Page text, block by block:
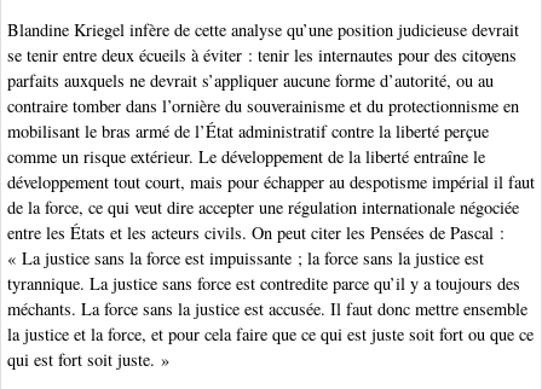
Blandine Kriegel infère de cette analyse qu’une position judicieuse devrait
se tenir entre deux écueils à éviter : tenir les internautes pour des citoyens
parfaits auxquels ne devrait s’appliquer aucune forme d’autorité, ou au
contraire tomber dans l’ornière du souverainisme et du protectionnisme en
mobilisant le bras armé de l’État administratif contre la liberté perçue
comme un risque extérieur. Le développement de la liberté entraîne le
développement tout court, mais pour échapper au despotisme impérial il faut
de la force, ce qui veut dire accepter une régulation internationale négociée
entre les États et les acteurs civils. On peut citer les Pensées de Pascal :
« La justice sans la force est impuissante ; la force sans la justice est
tyrannique. La justice sans force est contredite parce qu’il y a toujours des
méchants. La force sans la justice est accusée. Il faut donc mettre ensemble
la justice et la force, et pour cela faire que ce qui est juste soit fort ou que ce
qui est fort soit juste. »